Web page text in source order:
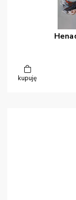
kupuję